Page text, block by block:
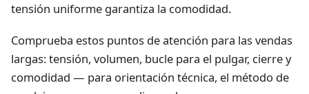
tensión uniforme garantiza la comodidad.
Comprueba estos puntos de atención para las vendas
largas: tensión, volumen, bucle para el pulgar, cierre y
comodidad — para orientación técnica, el método de